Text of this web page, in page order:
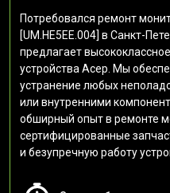
Потребовался ремонт
[UM.HE5EE.004] в Санкт-
предлагает
устройства Асер. Мы
устранение любых
или внутренними
обширный опыт в ремонте
сертифицированные
и безупречную работу